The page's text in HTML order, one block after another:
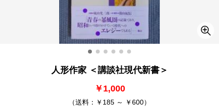
人形作家 ＜講談社現代新書＞
￥1,000
（送料：￥185 ～ ￥600）